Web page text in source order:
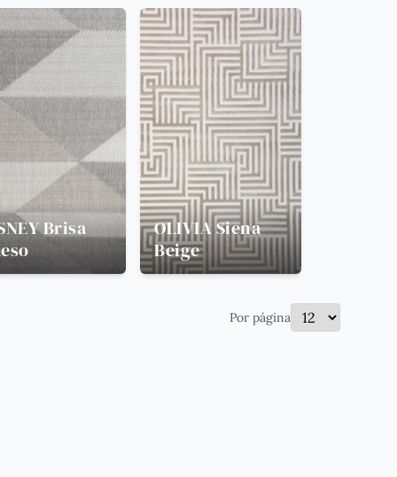
Brisa
OLIVIASiena
Beige
Por página